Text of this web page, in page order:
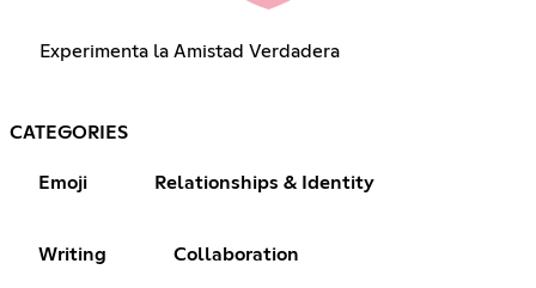
Experimenta la Amistad Verdadera
CATEGORIES
Emoji Relationships & Identity
Writing Collaboration